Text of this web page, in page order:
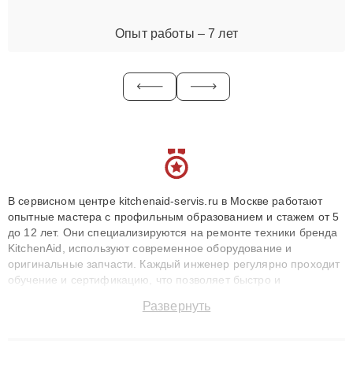
Опыт работы – 7 лет
В сервисном центре kitchenaid-servis.ru в Москве работают
опытные мастера с профильным образованием и стажем от 5
до 12 лет. Они специализируются на ремонте техники бренда
KitchenAid, используют современное оборудование и
оригинальные запчасти. Каждый инженер регулярно проходит
обучение и сертификацию, что позволяет быстро и
сохранением гарантии до 3 лет. Наши мастера решают
Развернуть